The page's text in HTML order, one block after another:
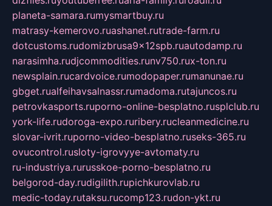
planeta-samara.rumysmartbuy.ru
matrasy-kemerovo.ruashanet.rutrade-farm.ru
dotcustoms.rudomizbrusa9x12spb.ruautodamp.ru
narasimha.rudjcommodities.runv750.rux-ton.ru
newsplain.rucardvoice.rumodopaper.rumanunae.ru
gbget.rualfeihavsalnassr.rumadoma.rutajuncos.ru
petrovkasports.ruporno-online-besplatno.rusplclub.ru
york-life.rudoroga-expo.ruribery.rucleanmedicine.ru
slovar-ivrit.ruporno-video-besplatno.ruseks-365.ru
ovucontrol.rusloty-igrovyye-avtomaty.ru
ru-industriya.rurusskoe-porno-besplatno.ru
belgorod-day.rudigilith.rupichkurovlab.ru
medic-today.rutaksu.rucomp123.rudon-ykt.ru